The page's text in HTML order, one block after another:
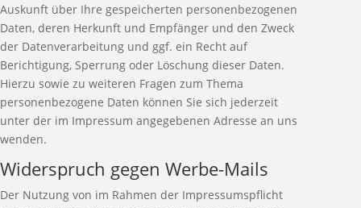
Auskunft über Ihre gespeicherten personenbezogenen
Daten, deren Herkunft und Empfänger und den Zweck
der Datenverarbeitung und ggf. ein Recht auf
Berichtigung, Sperrung oder Löschung dieser Daten.
Hierzu sowie zu weiteren Fragen zum Thema
personenbezogene Daten können Sie sich jederzeit
unter der im Impressum angegebenen Adresse an uns
wenden.
Widerspruch gegen Werbe-Mails
Der Nutzung von im Rahmen der Impressumspflicht